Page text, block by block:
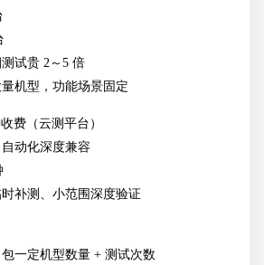
试贵 2～5 倍
机型，功能场景固定
费（云测平台）
动化深度兼容
补测、小范围深度验证
一定机型数量 + 测试次数